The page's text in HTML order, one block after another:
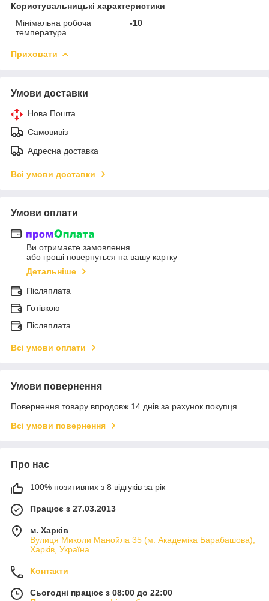
Користувальницькі характеристики
Мінімальна робоча
температура
-10
Приховати
Умови доставки
Нова Пошта
Самовивіз
Адресна доставка
Всі умови доставки
Умови оплати
Ви отримаєте замовлення
або гроші повернуться на вашу картку
Детальніше
Післяплата
Готівкою
Післяплата
Всі умови оплати
Умови повернення
Повернення товару впродовж 14 днів за рахунок покупця
Всі умови повернення
Про нас
100% позитивних з 8 відгуків за рік
Працює з 27.03.2013
м. Харків
Вулиця Миколи Манойла 35 (м. Академіка Барабашова),
Харків, Україна
Контакти
Сьогодні працює з 08:00 до 22:00